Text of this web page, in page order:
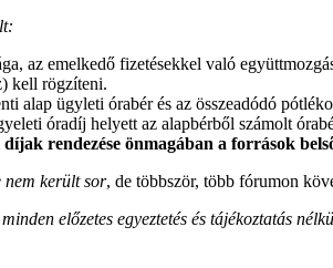
az emelkedő fizetésekkel való
kell rögzíteni.
alap ügyleti órabér és az összeadódó
óradíj helyett az alapbérből számolt
rendezése önmagában a források
nem került sor, de többször, több fórumon
minden előzetes egyeztetés és tájékoztatás